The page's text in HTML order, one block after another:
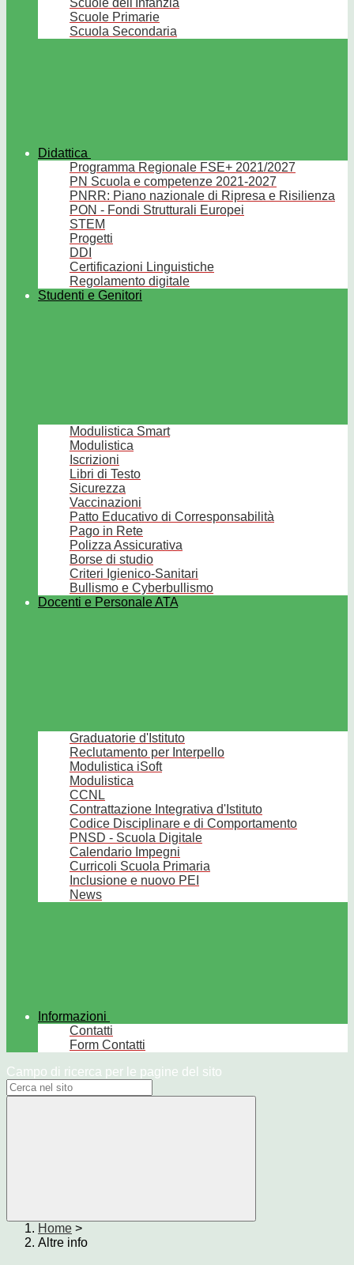
Scuole dell'Infanzia
Scuole Primarie
Scuola Secondaria
Didattica
Programma Regionale FSE+ 2021/2027
PN Scuola e competenze 2021-2027
PNRR: Piano nazionale di Ripresa e Risilienza
PON - Fondi Strutturali Europei
STEM
Progetti
DDI
Certificazioni Linguistiche
Regolamento digitale
Studenti e Genitori
Modulistica Smart
Modulistica
Iscrizioni
Libri di Testo
Sicurezza
Vaccinazioni
Patto Educativo di Corresponsabilità
Pago in Rete
Polizza Assicurativa
Borse di studio
Criteri Igienico-Sanitari
Bullismo e Cyberbullismo
Docenti e Personale ATA
Graduatorie d'Istituto
Reclutamento per Interpello
Modulistica iSoft
Modulistica
CCNL
Contrattazione Integrativa d'Istituto
Codice Disciplinare e di Comportamento
PNSD - Scuola Digitale
Calendario Impegni
Curricoli Scuola Primaria
Inclusione e nuovo PEI
News
Informazioni
Contatti
Form Contatti
Campo di ricerca per le pagine del sito
Home >
Altre info